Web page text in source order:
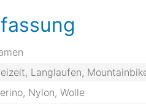
Langlaufen,
Nylon, Wolle